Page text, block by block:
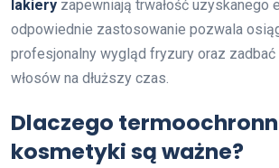
lakiery zapewniają trwałość uzyskanego
odpowiednie zastosowanie pozwala
profesjonalny wygląd fryzury oraz
włosów na dłuższy czas.
Dlaczego
kosmetyki są ważne?